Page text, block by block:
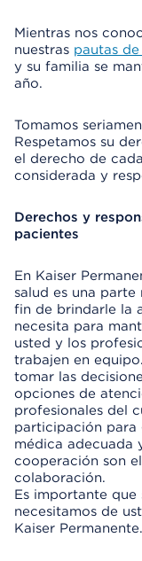
Mientras nos
nuestras pautas
y su familia se
año.
Tomamos
Respetamos su
el derecho de
considerada y
Derechos y
pacientes
En Kaiser
salud es una
fin de brindarle la
necesita para
usted y los
trabajen en
tomar las
opciones de
profesionales del
participación para
médica adecuada
cooperación son
colaboración.
Es importante que
necesitamos de
Kaiser Permanente.